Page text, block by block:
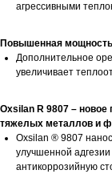
агрессивными
Повышенная
Дополнительное
увеличивает
Oxsilan R 9807 – новое
тяжелых металлов и
Oxsilan ® 9807
улучшенной
антикоррозийную